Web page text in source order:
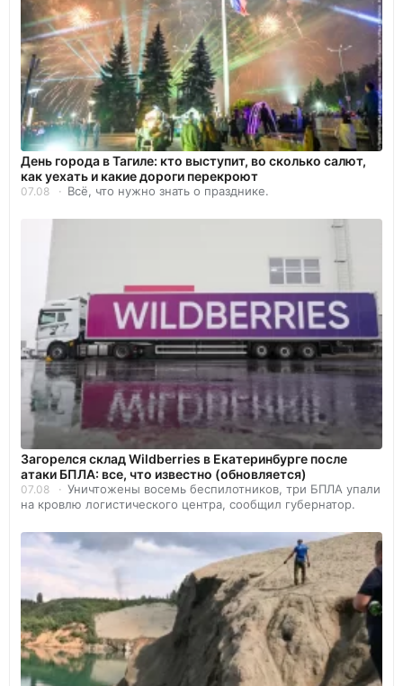
День города в Тагиле: кто выступит, во сколько салют,
как уехать и какие дороги перекроют
07.08 Всё, что нужно знать о празднике.
Загорелся склад Wildberries в Екатеринбурге после
атаки БПЛА: все, что известно (обновляется)
07.08
Уничтожены восемь беспилотников, три БПЛА упали
на кровлю логистического центра, сообщил губернатор.